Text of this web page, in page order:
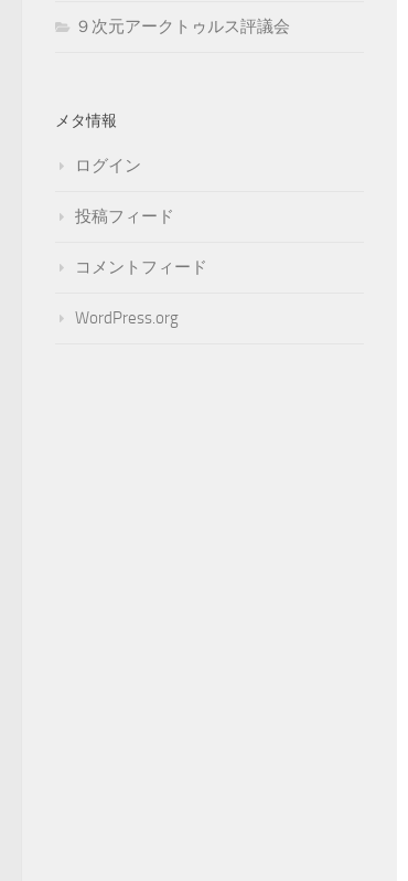
９次元アークトゥルス評議会
メタ情報
ログイン
投稿フィード
コメントフィード
WordPress.org